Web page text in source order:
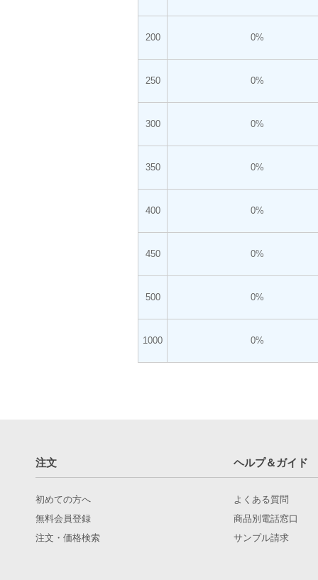
200 0%
250 0%
300 0%
350 0%
400 0%
450 0%
500 0%
1000 0%
注文 ヘルプ＆ガイド
初めての方へ
無料会員登録
注文・価格検索
よくある質問
商品別電話窓口
サンプル請求